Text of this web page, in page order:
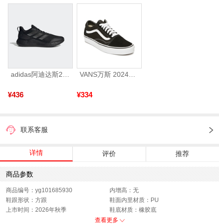
adidas阿迪达斯2025中性edge gamedaySPW FTW-跑步GW2499
¥436
VANS万斯 2024年新款中性OldSkool帆布鞋/硫化鞋VN000D3HY28（延续款）
¥334
联系客服
详情 评价 推荐
商品参数
商品编号：yg101685930
内增高：无
鞋跟形状：方跟
鞋面内里材质：PU
上市时间：2026年秋季
鞋底材质：橡胶底
色系：金色
查看更多